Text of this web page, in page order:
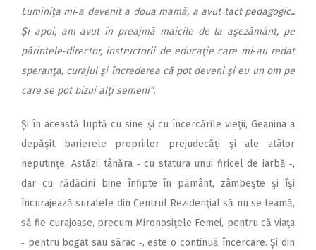
Luminiţa mi‑a devenit a doua mamă, a avut tact pedagogic..
Și apoi, am avut în preajmă maicile de la aşezământ, pe
părintele‑director, instructorii de educaţie care mi‑au redat
speranţa, curajul şi încrederea că pot deveni şi eu un om pe
care se pot bizui alţi semeni“.
Și în această luptă cu sine şi cu încercările vieţii, Geanina a
depăşit barierele propriilor prejudecăţi şi ale atâtor
neputinţe. Astăzi, tânăra ‑ cu statura unui firicel de iarbă ‑,
dar cu rădăcini bine înfipte în pământ, zâmbeşte şi îşi
încurajează suratele din Centrul Rezidenţial să nu se teamă,
să fie curajoase, precum Mironosiţele Femei, pentru că viaţa
‑ pentru bogat sau sărac ‑, este o continuă încercare. Și din